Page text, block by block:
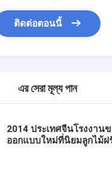
ติดต่อตอนนี้
এর সেরা মূল্য পান
2014 ประเทศจีนโรงงาน
ออกแบบใหม่ที่นิยมลูกไม้ฝ